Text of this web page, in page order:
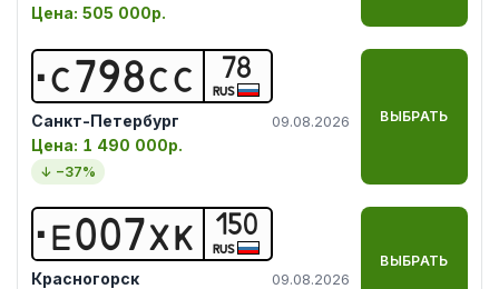
Цена: 505 000р.
С798СС 78
RUS
Санкт-Петербург 09.08.2026
Цена: 1 490 000р.
↓ −37%
ВЫБРАТЬ
Е007ХК 150
RUS
Красногорск 09.08.2026
ВЫБРАТЬ